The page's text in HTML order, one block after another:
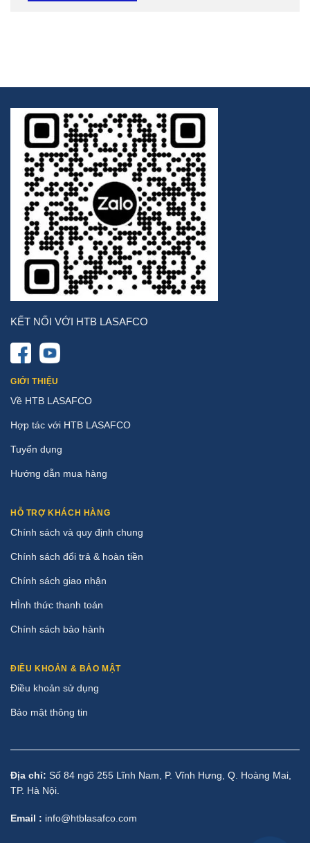
KẾT NỐI VỚI HTB LASAFCO
GIỚI THIỆU
Về HTB LASAFCO
Hợp tác với HTB LASAFCO
Tuyển dụng
Hướng dẫn mua hàng
HỖ TRỢ KHÁCH HÀNG
Chính sách và quy định chung
Chính sách đổi trả & hoàn tiền
Chính sách giao nhận
HÌnh thức thanh toán
Chính sách bảo hành
ĐIỀU KHOẢN & BẢO MẬT
Điều khoản sử dụng
Bảo mật thông tin
Địa chỉ: Số 84 ngõ 255 Lĩnh Nam, P. Vĩnh Hưng, Q. Hoàng Mai,
TP. Hà Nội.
Email : info@htblasafco.com